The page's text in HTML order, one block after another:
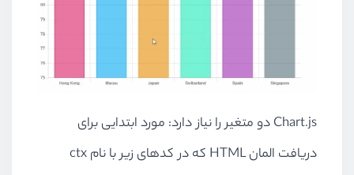
Chart.js دو متغیر را نیاز دارد: مورد ابتدایی برای
دریافت المان HTML که در کدهای زیر با نام ctx